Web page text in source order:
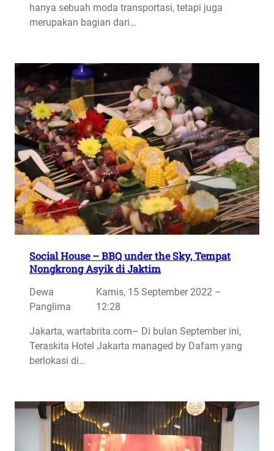
hanya sebuah moda transportasi, tetapi juga
merupakan bagian dari…
Social House – BBQ under the Sky, Tempat
Nongkrong Asyik di Jaktim
Dewa
Panglima
Kamis, 15 September 2022 –
12:28
Jakarta, wartabrita.com– Di bulan September ini,
Teraskita Hotel Jakarta managed by Dafam yang
berlokasi di…